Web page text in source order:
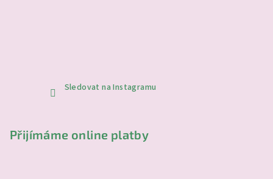
Sledovat na Instagramu
Přijímáme online platby